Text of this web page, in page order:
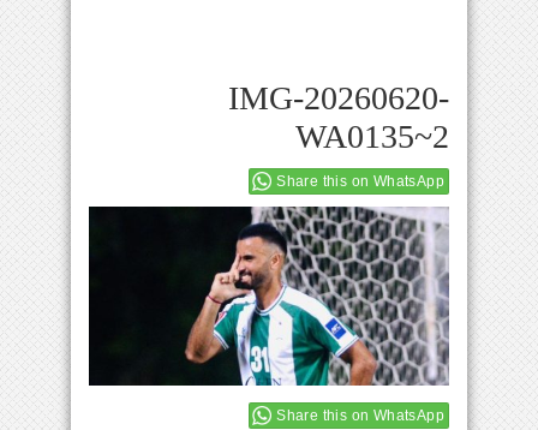
IMG-20260620-
WA0135~2
Share this on WhatsApp
Share this on WhatsApp